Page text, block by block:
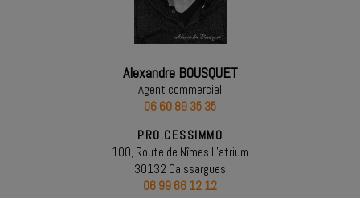
Alexandre BOUSQUET
Agent commercial
06 60 89 35 35
PRO.CESSIMMO
100, Route de Nîmes L’atrium
30132 Caissargues
06 99 66 12 12